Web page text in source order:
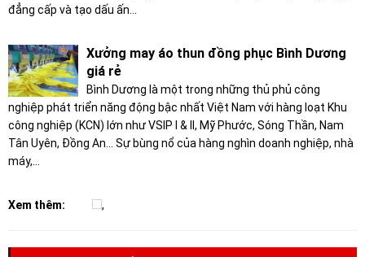
đẳng cấp và tạo dấu ấn...
Xưởng may áo thun đồng phục Bình Dương
giá rẻ
Bình Dương là một trong những thủ phủ công
nghiệp phát triển năng động bậc nhất Việt Nam với hàng loạt Khu
công nghiệp (KCN) lớn như VSIP I & II, Mỹ Phước, Sóng Thần, Nam
Tân Uyên, Đồng An... Sự bùng nổ của hàng nghìn doanh nghiệp, nhà
máy,...
Xem thêm: ,